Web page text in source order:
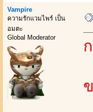
Vampire
ความรักแวมไพร์ เป็น
อมตะ
Global Moderator